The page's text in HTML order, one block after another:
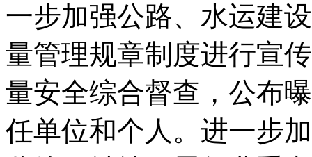
一步加强公路、水运建
量管理规章制度进行宣
量安全综合督查，公布
任单位和个人。进一步